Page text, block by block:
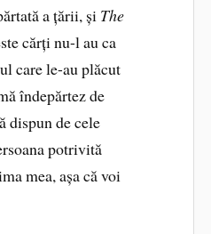
a țării, și The
cărți nu-l au ca
care le-au plăcut
îndepărtez de
dispun de cele
potrivită
mea, așa că voi